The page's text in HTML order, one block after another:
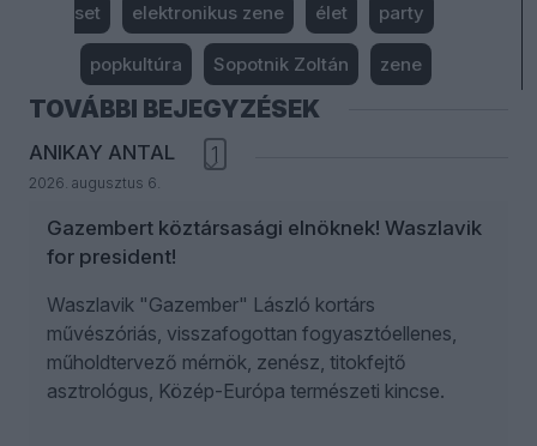
set elektronikus zene élet party
popkultúra Sopotnik Zoltán zene
TOVÁBBI BEJEGYZÉSEK
ANIKAY ANTAL
2026. augusztus 6.
1
Gazembert köztársasági elnöknek! Waszlavik
for president!
Waszlavik "Gazember" László kortárs
művészóriás, visszafogottan fogyasztóellenes,
műholdtervező mérnök, zenész, titokfejtő
asztrológus, Közép-Európa természeti kincse.